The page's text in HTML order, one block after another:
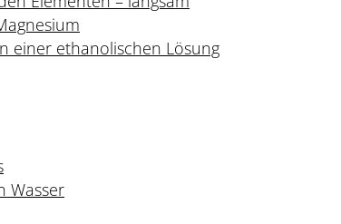
einer ethanolischen Lösung
Wasser